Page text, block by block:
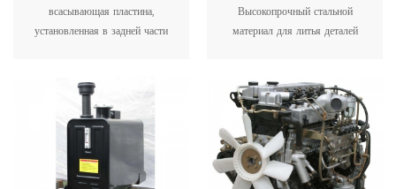
всасывающая пластина,
установленная в задней части
для всасывания пыли, всего три
колеса оснащены всасывающей
пластиной
Высокопрочный стальной
материал для литья деталей
грузовика